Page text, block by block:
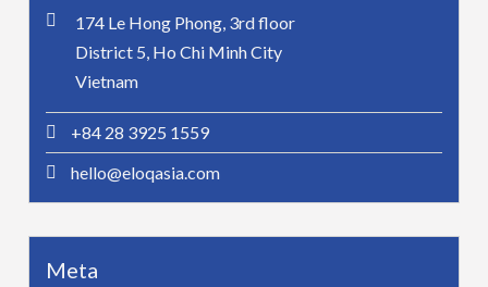
174 Le Hong Phong, 3rd floor
District 5, Ho Chi Minh City
Vietnam
+84 28 3925 1559
hello@eloqasia.com
Meta